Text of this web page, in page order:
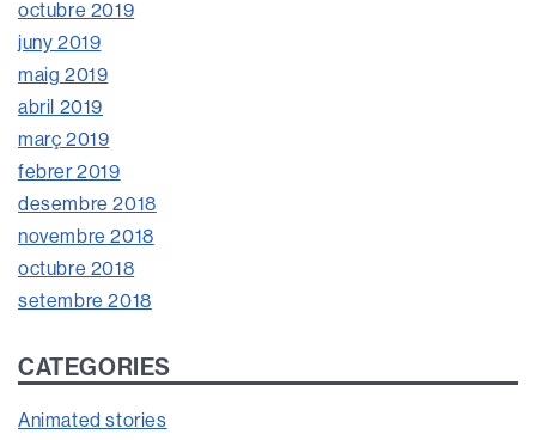
octubre 2019
juny 2019
maig 2019
abril 2019
març 2019
febrer 2019
desembre 2018
novembre 2018
octubre 2018
setembre 2018
CATEGORIES
Animated stories